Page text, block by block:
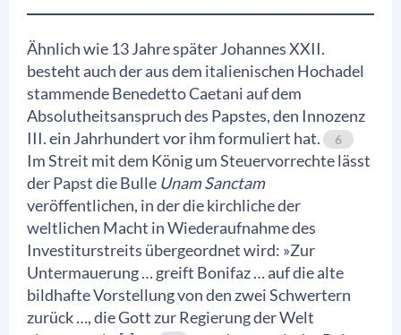
Ähnlich wie 13 Jahre später Johannes XXII.
besteht auch der aus dem italienischen Hochadel
stammende Benedetto Caetani auf dem
Absolutheitsanspruch des Papstes, den Innozenz
III. ein Jahrhundert vor ihm formuliert hat.
6
Im Streit mit dem König um Steuervorrechte lässt
der Papst die Bulle Unam Sanctam
veröffentlichen, in der die kirchliche der
weltlichen Macht in Wiederaufnahme des
Investiturstreits übergeordnet wird: »Zur
Untermauerung … greift Bonifaz … auf die alte
bildhafte Vorstellung von den zwei Schwertern
zurück …, die Gott zur Regierung der Welt